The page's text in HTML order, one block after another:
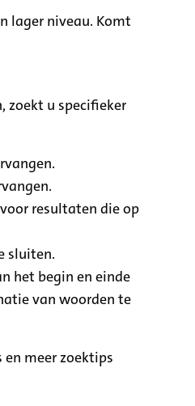
lager niveau. Komt
zoekt u specifieker
resultaten die op
sluiten.
het begin en einde
van woorden te
en meer zoektips